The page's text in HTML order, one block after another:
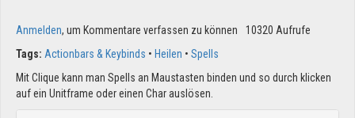
Anmelden, um Kommentare verfassen zu können
10320 Aufrufe
Tags: Actionbars & Keybinds Heilen
Spells
Mit Clique kann man Spells an Maustasten binden und so durch klicken
auf ein Unitframe oder einen Char auslösen.